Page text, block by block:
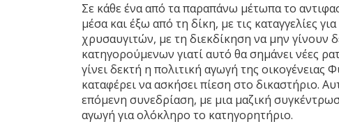
Σε κάθε ένα από τα παραπάνω μέτωπα το
μέσα και έξω από τη δίκη, με τις καταγγελίες
χρυσαυγιτών, με τη διεκδίκηση να μην γίνουν
κατηγορούμενων γιατί αυτό θα σημάνει νέες
γίνει δεκτή η πολιτική αγωγή της
καταφέρει να ασκήσει πίεση στο δικαστήριο.
επόμενη συνεδρίαση, με μια μαζική
αγωγή για ολόκληρο το κατηγορητήριο.